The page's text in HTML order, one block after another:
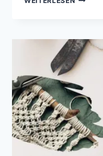
SO
UND
GEHT
´S!